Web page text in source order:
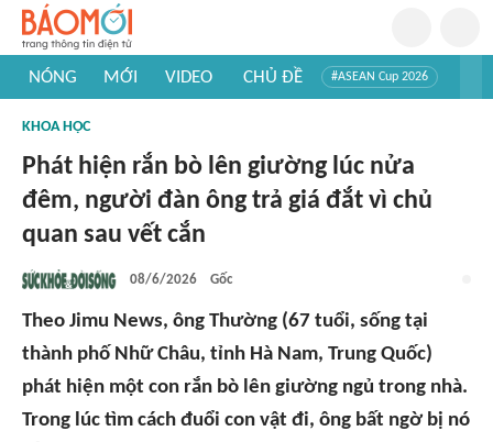
NÓNG MỚI VIDEO CHỦ ĐỀ #ASEAN Cup 2026
#Khám phá thế giới
KHOA HỌC
Phát hiện rắn bò lên giường lúc nửa
đêm, người đàn ông trả giá đắt vì chủ
quan sau vết cắn
08/6/2026 Gốc
Theo Jimu News, ông Thường (67 tuổi, sống tại
thành phố Nhữ Châu, tỉnh Hà Nam, Trung Quốc)
phát hiện một con rắn bò lên giường ngủ trong nhà.
Trong lúc tìm cách đuổi con vật đi, ông bất ngờ bị nó